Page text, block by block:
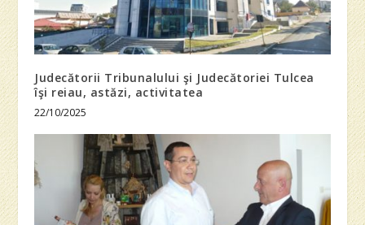
Judecătorii Tribunalului şi Judecătoriei Tulcea
îşi reiau, astăzi, activitatea
22/10/2025